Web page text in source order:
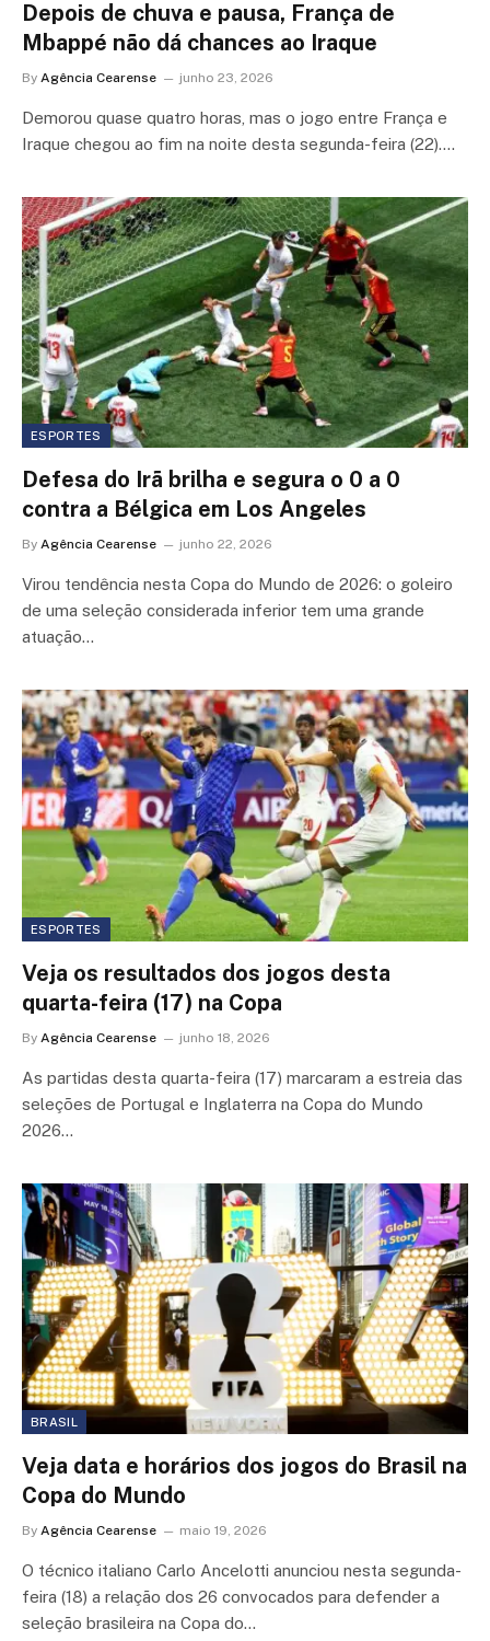
Depois de chuva e pausa, França de
Mbappé não dá chances ao Iraque
By Agência Cearense junho 23, 2026
Demorou quase quatro horas, mas o jogo entre França e
Iraque chegou ao fim na noite desta segunda-feira (22).…
ESPORTES
Defesa do Irã brilha e segura o 0 a 0
contra a Bélgica em Los Angeles
By Agência Cearense junho 22, 2026
Virou tendência nesta Copa do Mundo de 2026: o goleiro
de uma seleção considerada inferior tem uma grande
atuação…
ESPORTES
Veja os resultados dos jogos desta
quarta-feira (17) na Copa
By Agência Cearense junho 18, 2026
As partidas desta quarta-feira (17) marcaram a estreia das
seleções de Portugal e Inglaterra na Copa do Mundo
2026…
BRASIL
Veja data e horários dos jogos do Brasil na
Copa do Mundo
By Agência Cearense maio 19, 2026
O técnico italiano Carlo Ancelotti anunciou nesta segunda-
feira (18) a relação dos 26 convocados para defender a
seleção brasileira na Copa do…